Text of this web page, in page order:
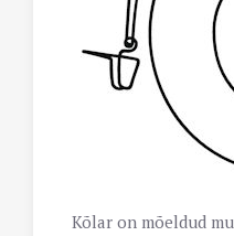
Kõlar on mõeldud